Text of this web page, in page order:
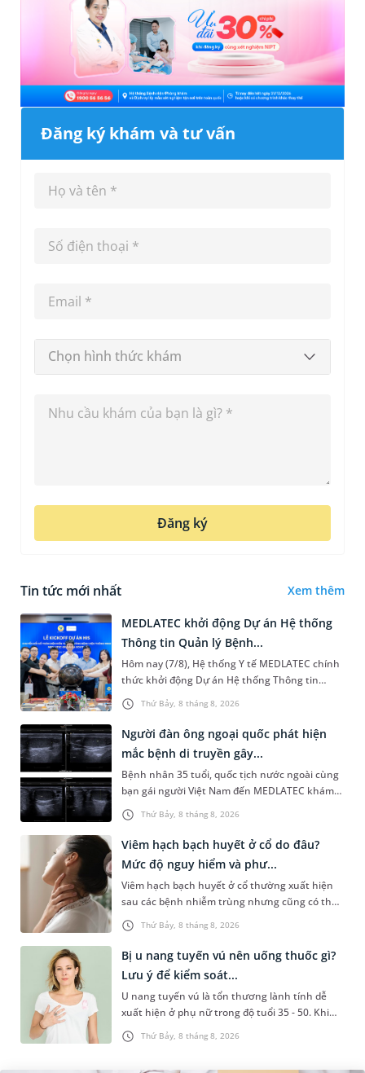
Đăng ký khám và tư vấn
Chọn hình thức khám
Đăng ký
Tin tức mới nhất Xem thêm
Thứ Bảy, 8 tháng 8, 2026
MEDLATEC khởi động Dự án Hệ thống
Thông tin Quản lý Bệnh...
Hôm nay (7/8), Hệ thống Y tế MEDLATEC chính
thức khởi động Dự án Hệ thống Thông tin
Quản lý Bệnh viện (HIS - Hospital Information
System) giai đoạn mới. Dự á...
Thứ Bảy, 8 tháng 8, 2026
Người đàn ông ngoại quốc phát hiện
mắc bệnh di truyền gây...
Bệnh nhân 35 tuổi, quốc tịch nước ngoài cùng
bạn gái người Việt Nam đến MEDLATEC khám
sức khỏe tiền hôn nhân. Qua thăm khám và
làm các xét nghiệm chuyên sâu,...
Thứ Bảy, 8 tháng 8, 2026
Viêm hạch bạch huyết ở cổ do đâu?
Mức độ nguy hiểm và phư...
Viêm hạch bạch huyết ở cổ thường xuất hiện
sau các bệnh nhiễm trùng nhưng cũng có thể
liên quan đến lao hạch hoặc ung thư. Để tìm
hiểu nguyên nhân gây viêm,...
Thứ Bảy, 8 tháng 8, 2026
Bị u nang tuyến vú nên uống thuốc gì?
Lưu ý để kiểm soát...
U nang tuyến vú là tổn thương lành tính dễ
xuất hiện ở phụ nữ trong độ tuổi 35 - 50. Khi
được chẩn đoán mắc bệnh, nhiều người
thường băn khoăn u nang tuyến v...